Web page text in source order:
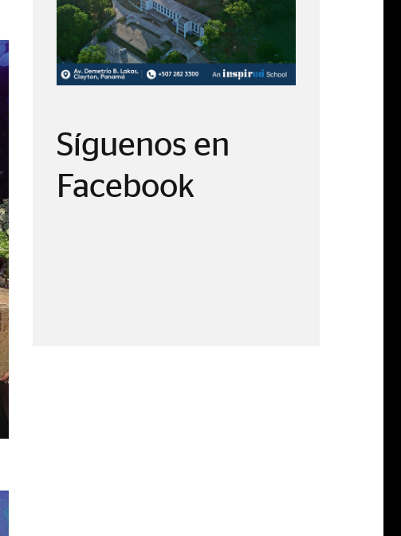
Síguenos en
Facebook